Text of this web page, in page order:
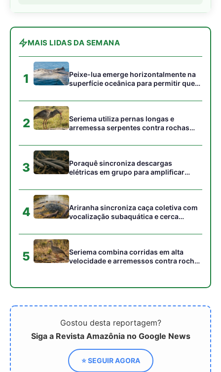
MAIS LIDAS DA SEMANA
1
Peixe-lua emerge horizontalmente na
superfície oceânica para permitir que
acumulados em sua pele
2
Seriema utiliza pernas longas e
arremessa serpentes contra rochas
campos
3
Poraquê sincroniza descargas
elétricas em grupo para amplificar
peixes maiores na Amazônia
4
Ariranha sincroniza caça coletiva com
vocalização subaquática e cerca
5
Seriema combina corridas em alta
velocidade e arremessos contra rochas
Gostou desta reportagem?
Siga a Revista Amazônia no Google News
⭐ SEGUIR AGORA